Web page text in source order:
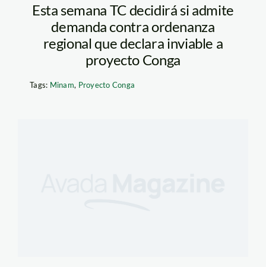
Esta semana TC decidirá si admite
demanda contra ordenanza
regional que declara inviable a
proyecto Conga
Tags: Minam, Proyecto Conga